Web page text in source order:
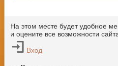
На этом месте будет удобное
и оцените все возможности
Вход